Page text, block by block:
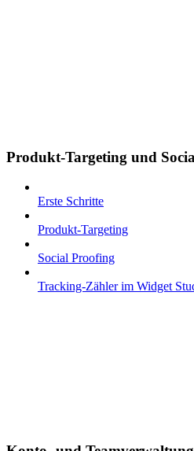
Produkt-Targeting und
Erste Schritte
Produkt-Targeting
Social Proofing
Tracking-Zähler im Widget